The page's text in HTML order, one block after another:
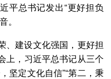
平总书记发出“更好担负
。
、建设文化强国，更好担
上，习近平总书记从三个
坚定文化自信”“第二，秉